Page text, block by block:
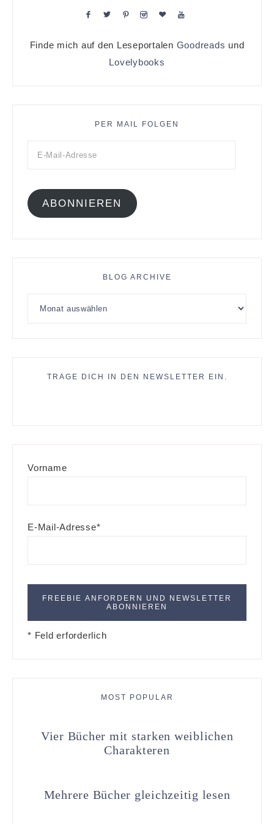
Finde mich auf den Leseportalen Goodreads und
Lovelybooks
PER MAIL FOLGEN
ABONNIEREN
BLOG ARCHIVE
TRAGE DICH IN DEN NEWSLETTER EIN.
Vorname
E-Mail-Adresse*
* Feld erforderlich
MOST POPULAR
Vier Bücher mit starken weiblichen
Charakteren
Mehrere Bücher gleichzeitig lesen